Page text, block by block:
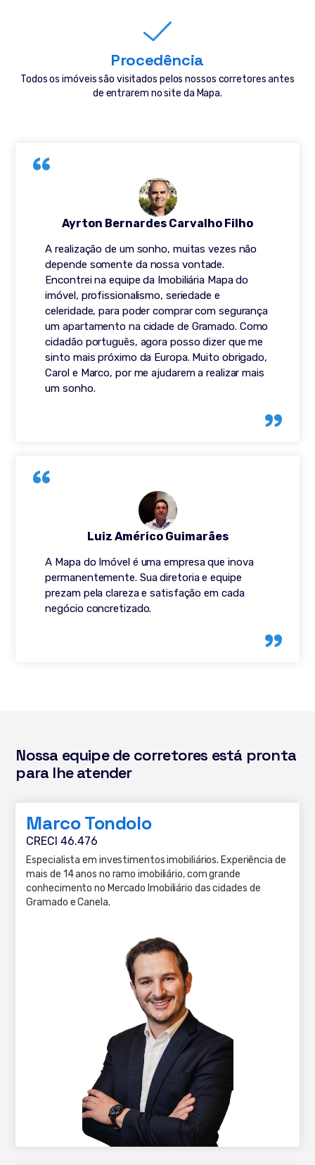
Procedência
Todos os imóveis são visitados pelos nossos corretores antes
de entrarem no site da Mapa.
A realização de um sonho, muitas vezes não
depende somente da nossa vontade.
Encontrei na equipe da Imobiliária Mapa do
imóvel, profissionalismo, seriedade e
celeridade, para poder comprar com segurança
um apartamento na cidade de Gramado. Como
cidadão português, agora posso dizer que me
sinto mais próximo da Europa. Muito obrigado,
Carol e Marco, por me ajudarem a realizar mais
um sonho.
Ayrton Bernardes Carvalho Filho
A Mapa do Imóvel é uma empresa que inova
permanentemente. Sua diretoria e equipe
prezam pela clareza e satisfação em cada
negócio concretizado.
Luiz Américo Guimarães
Nossa equipe de corretores está pronta
para lhe atender
Marco Tondolo
CRECI 46.476
Especialista em investimentos imobiliários. Experiência de
mais de 14 anos no ramo imobiliário, com grande
conhecimento no Mercado Imobiliário das cidades de
Gramado e Canela.